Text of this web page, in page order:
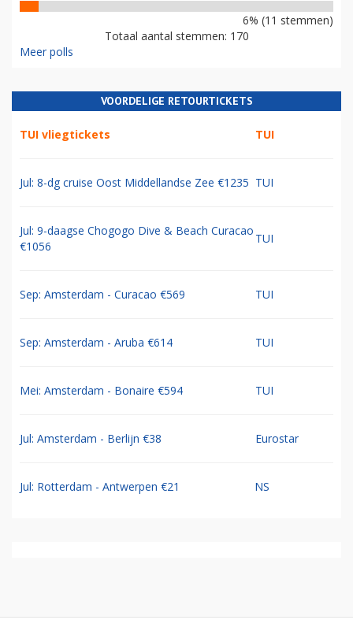
6% (11 stemmen)
Totaal aantal stemmen: 170
Meer polls
VOORDELIGE RETOURTICKETS
TUI vliegtickets TUI
Jul: 8-dg cruise Oost Middellandse Zee €1235 TUI
Jul: 9-daagse Chogogo Dive & Beach Curacao
€1056
TUI
Sep: Amsterdam - Curacao €569 TUI
Sep: Amsterdam - Aruba €614 TUI
Mei: Amsterdam - Bonaire €594 TUI
Jul: Amsterdam - Berlijn €38 Eurostar
Jul: Rotterdam - Antwerpen €21 NS